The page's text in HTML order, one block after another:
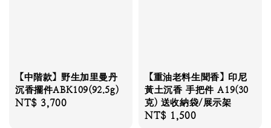
【中階款】野生加里曼丹
沉香擺件ABK109(92.5g)
Regular
NT$ 3,700
【重油老料生聞香】印尼
黃土沉香 手把件 A19(30
克) 送收納袋/展示架
Regular
NT$ 1,500